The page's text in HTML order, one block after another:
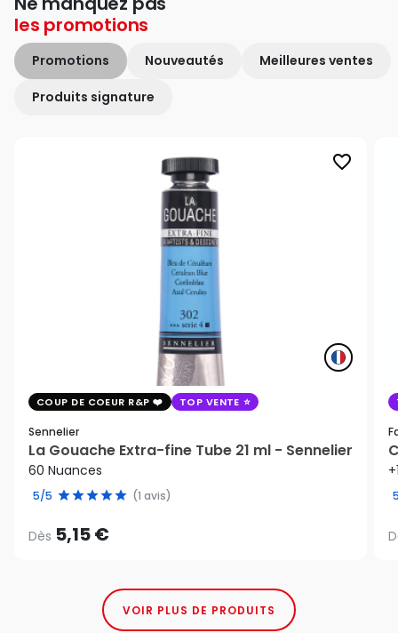
les promotions
Promotions Nouveautés Meilleures ventes
Produits signature
favorite_border
COUP DE COEUR R&P TOP VENTE
Sennelier
La Gouache Extra-fine Tube 21 ml - Sennelier
60 Nuances
5/5 (1 avis)
Dès 5,15 €
VOIR PLUS DE PRODUITS